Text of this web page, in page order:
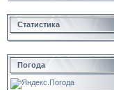
Статистика
Погода